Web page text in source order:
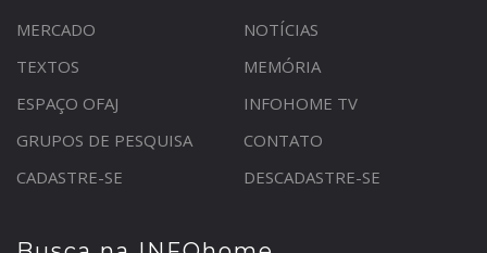
MERCADO
NOTÍCIAS
TEXTOS
MEMÓRIA
ESPAÇO OFAJ
INFOHOME TV
GRUPOS DE PESQUISA
CONTATO
CADASTRE-SE
DESCADASTRE-SE